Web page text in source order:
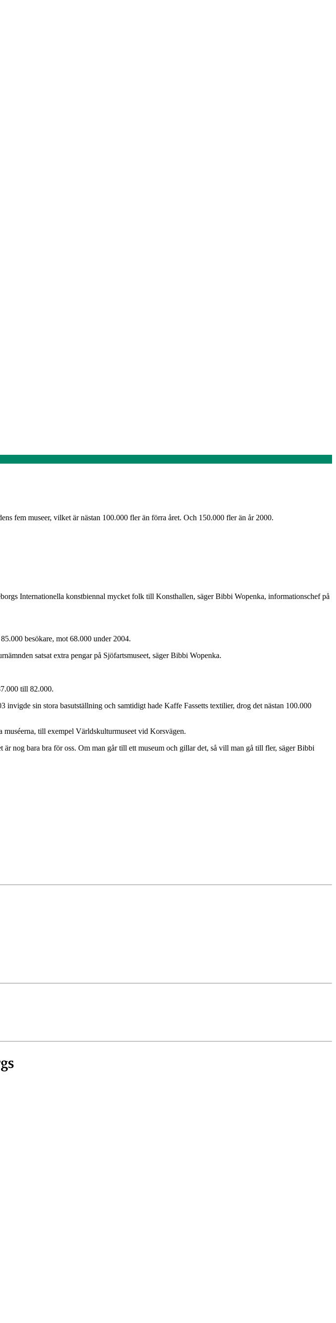
fem museer, vilket är nästan 100.000 fler än förra året. Och 150.000 fler än år 2000.
Internationella konstbiennal mycket folk till Konsthallen, säger Bibbi Wopenka, informationschef på
besökare, mot 68.000 under 2004.
satsat extra pengar på Sjöfartsmuseet, säger Bibbi Wopenka.
till 82.000.
sin stora basutställning och samtidigt hade Kaffe Fassetts textilier, drog det nästan 100.000
muséerna, till exempel Världskulturmuseet vid Korsvägen.
nog bara bra för oss. Om man går till ett museum och gillar det, så vill man gå till fler, säger Bibbi